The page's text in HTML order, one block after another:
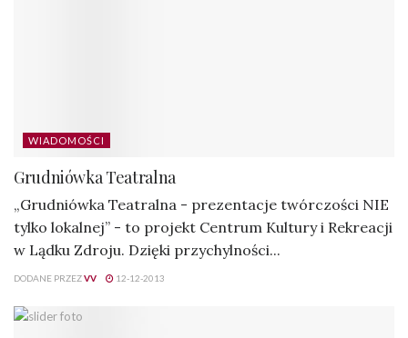
WIADOMOŚCI
Grudniówka Teatralna
„Grudniówka Teatralna - prezentacje twórczości NIE
tylko lokalnej” - to projekt Centrum Kultury i Rekreacji
w Lądku Zdroju. Dzięki przychylności...
DODANE PRZEZVV 12-12-2013